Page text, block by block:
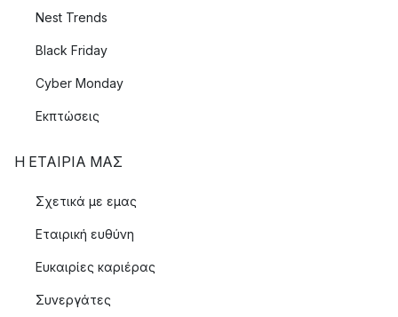
Nest Trends
Black Friday
Cyber Monday
Εκπτώσεις
Η ΕΤΑΊΡΙΑ ΜΑΣ
Σχετικά με εμας
Εταιρική ευθύνη
Ευκαιρίες καριέρας
Συνεργάτες